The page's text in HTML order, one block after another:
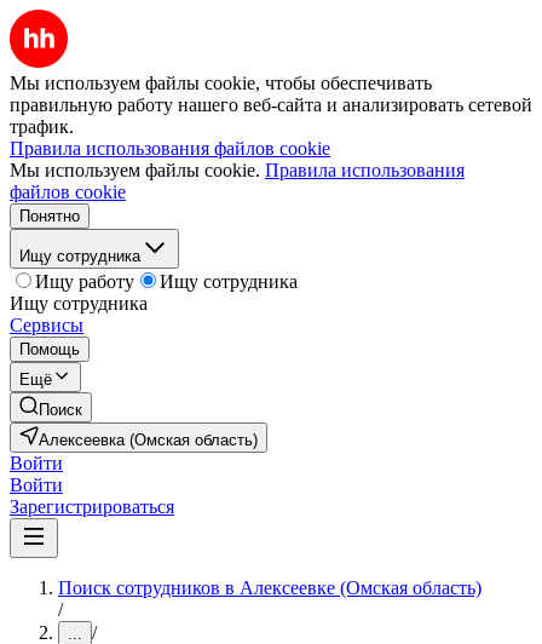
Мы используем файлы cookie, чтобы обеспечивать
правильную работу нашего веб-сайта и анализировать сетевой
трафик.
Правила использования файлов cookie
Мы используем файлы cookie. Правила использования
файлов cookie
Понятно
Ищу сотрудника
Ищу работу
Ищу сотрудника
Ищу сотрудника
Сервисы
Помощь
Ещё
Поиск
Алексеевка (Омская область)
Войти
Войти
Зарегистрироваться
Поиск сотрудников в Алексеевке (Омская область)
/
... /